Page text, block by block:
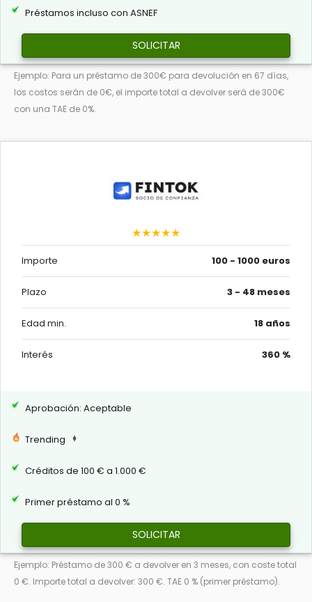
Préstamos incluso con ASNEF
SOLICITAR
Ejemplo: Para un préstamo de 300€ para devolución en 67 días,
los costos serán de 0€, el importe total a devolver será de 300€
con una TAE de 0%.
★★★★★
Importe 100 - 1000 euros
Plazo 3 - 48 meses
Edad min. 18 años
Interés 360 %
Aprobación: Aceptable
Trending
Créditos de 100 € a 1.000 €
Primer préstamo al 0 %
SOLICITAR
Ejemplo: Préstamo de 300 € a devolver en 3 meses, con coste total
0 €. Importe total a devolver: 300 €. TAE 0 % (primer préstamo).